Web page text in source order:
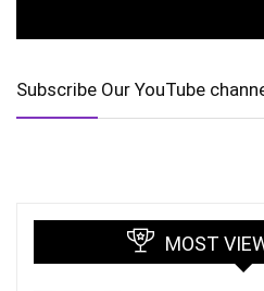
Subscribe Our YouTube
MOST